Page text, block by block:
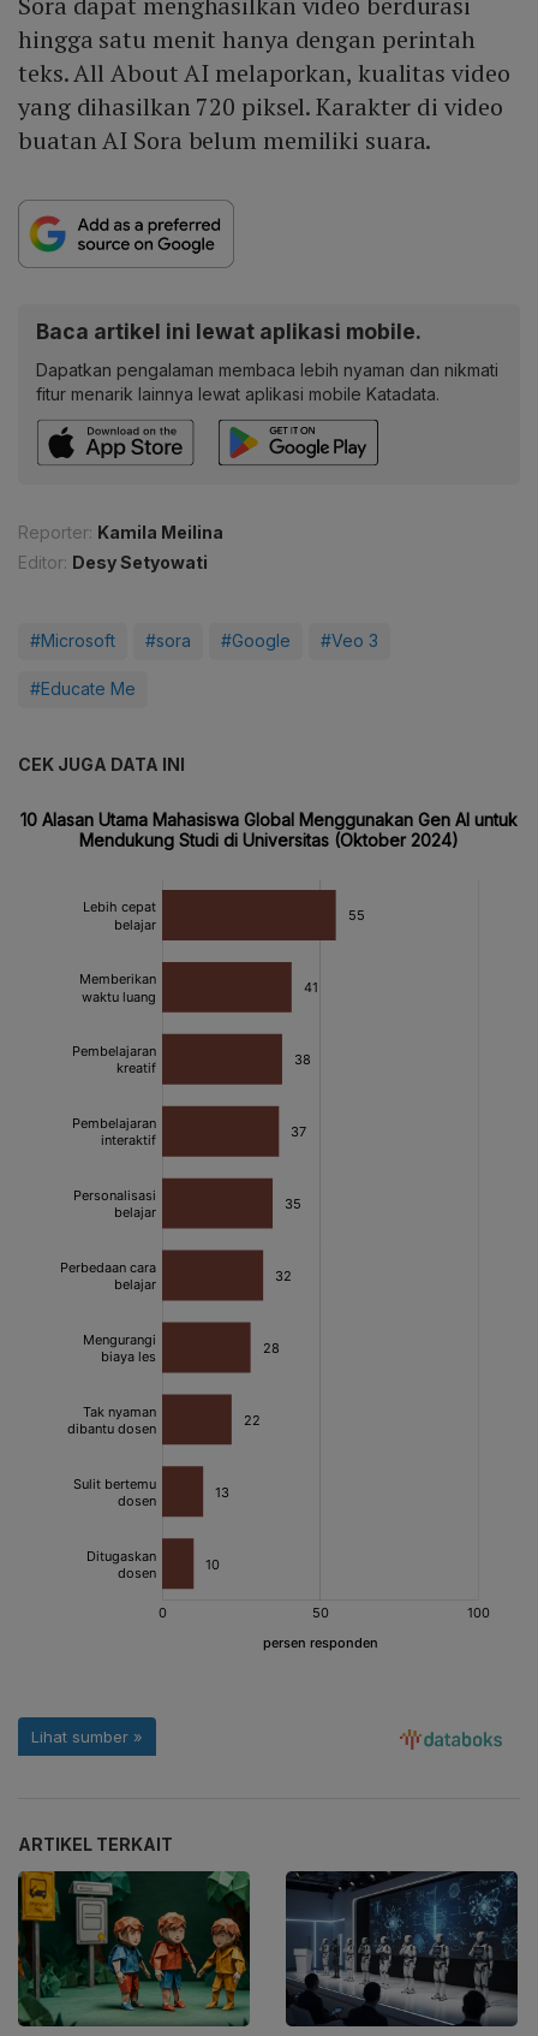
hingga satu menit hanya dengan perintah
teks. All About AI melaporkan, kualitas video
yang dihasilkan 720 piksel. Karakter di video
buatan AI Sora belum memiliki suara.
Baca artikel ini lewat aplikasi mobile.
Dapatkan pengalaman membaca lebih nyaman dan nikmati
fitur menarik lainnya lewat aplikasi mobile Katadata.
Reporter: Kamila Meilina
Editor: Desy Setyowati
#Microsoft #sora #Google #Veo 3
#Educate Me
CEK JUGA DATA INI
ARTIKEL TERKAIT